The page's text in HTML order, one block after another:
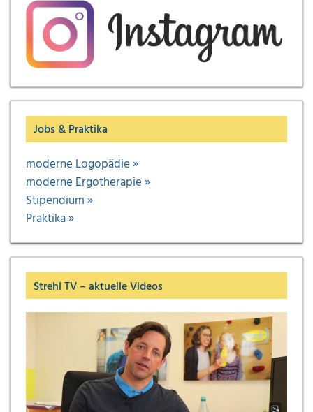
Jobs & Praktika
moderne Logopädie »
moderne Ergotherapie »
Stipendium »
Praktika »
Strehl TV – aktuelle Videos